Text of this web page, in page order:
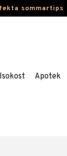
sommartips
Apotek